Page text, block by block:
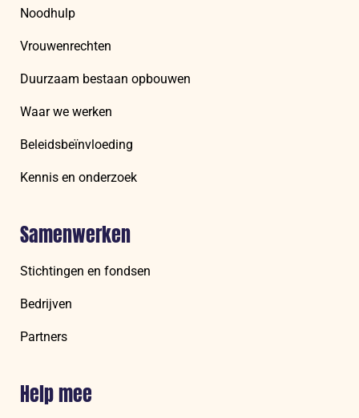
Noodhulp
Vrouwenrechten
Duurzaam bestaan opbouwen
Waar we werken
Beleidsbeïnvloeding
Kennis en onderzoek
Samenwerken
Stichtingen en fondsen
Bedrijven
Partners
Help mee